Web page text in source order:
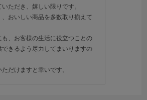
ただき、嬉しい限りです。
おいしい商品を多数取り揃えて
も、お客様の生活に役立つことの
できるよう尽力してまいりますの
だけますと幸いです。